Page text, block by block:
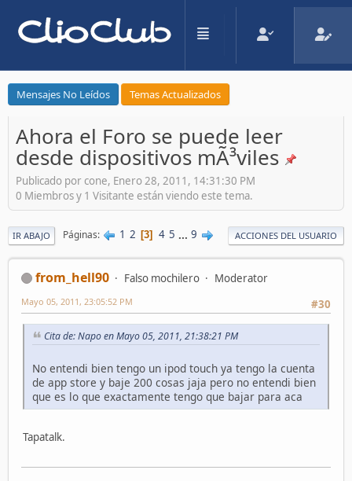
Mensajes No Leídos Temas Actualizados
Ahora el Foro se puede leer
desde dispositivos mÃ³viles
Publicado por cone, Enero 28, 2011, 14:31:30 PM
0 Miembros y 1 Visitante están viendo este tema.
IR ABAJO Páginas 1 2 3 4 5 ... 9 ACCIONES DEL USUARIO
from_hell90 Falso mochilero
Moderator
#30
Mayo 05, 2011, 23:05:52 PM
Cita de: Napo en Mayo 05, 2011, 21:38:21 PM
No entendi bien tengo un ipod touch ya tengo la cuenta
de app store y baje 200 cosas jaja pero no entendi bien
que es lo que exactamente tengo que bajar para aca
Tapatalk.